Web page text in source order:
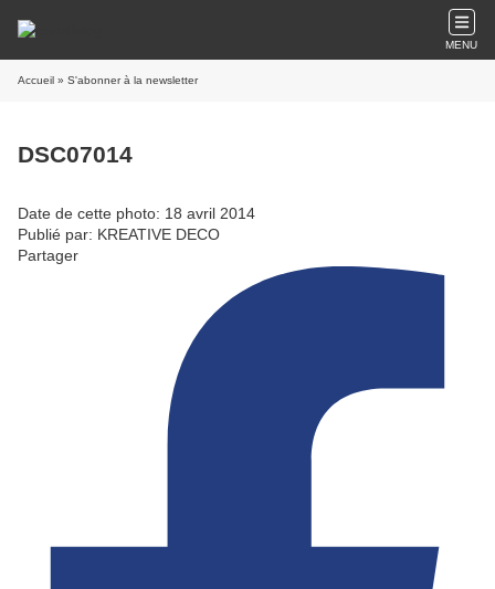
MENU
Accueil » S'abonner à la newsletter
DSC07014
Date de cette photo: 18 avril 2014
Publié par: KREATIVE DECO
Partager